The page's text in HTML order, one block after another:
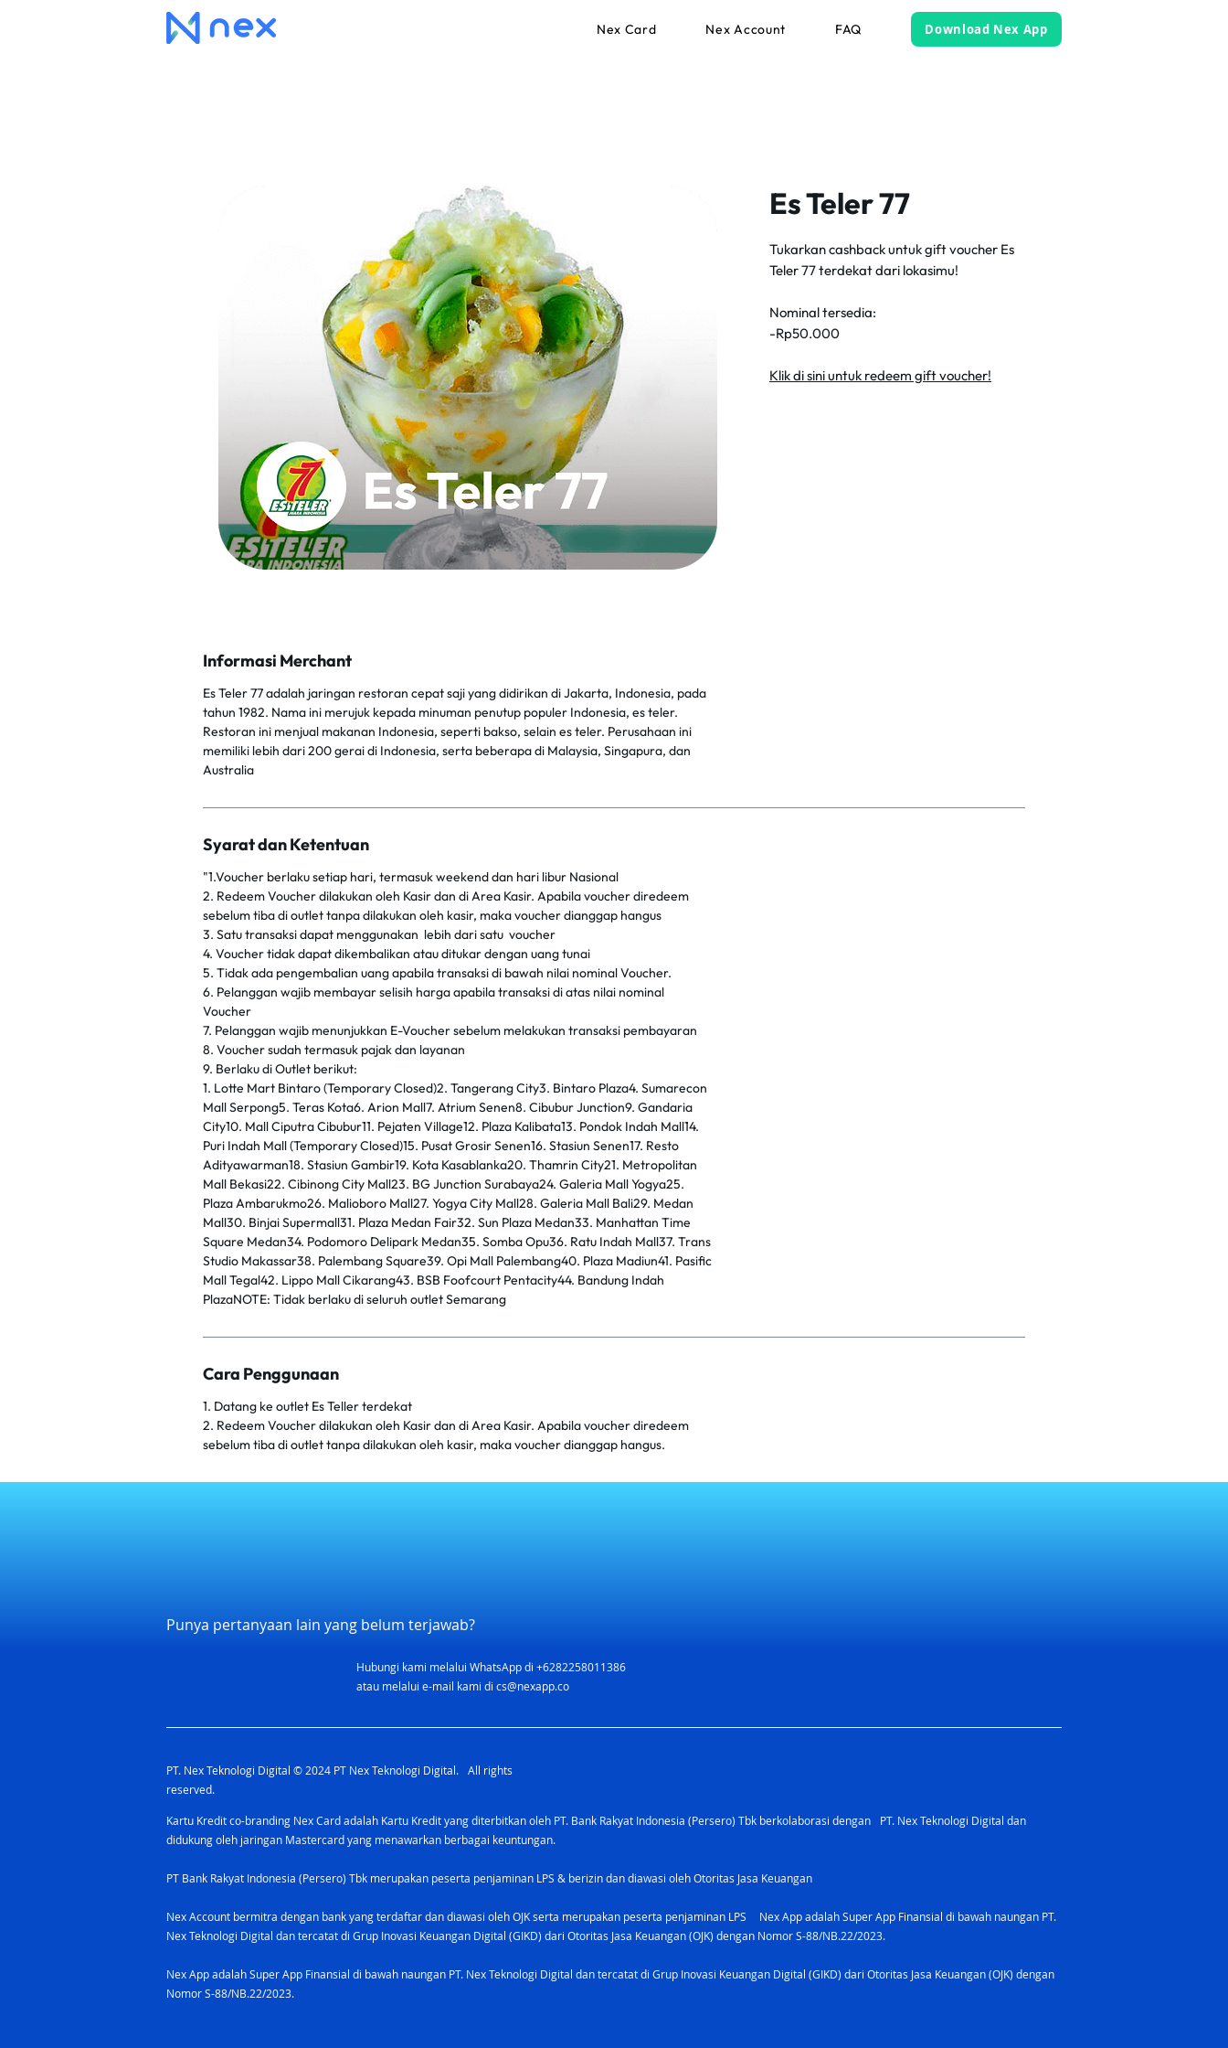
Nex Card Nex Account FAQ Download Nex App
Es Teler 77
Tukarkan cashback untuk gift voucher Es
Teler 77 terdekat dari lokasimu!
Nominal tersedia:
-Rp50.000
Klik di sini untuk redeem gift voucher!
Informasi Merchant
Es Teler 77 adalah jaringan restoran cepat saji yang didirikan di Jakarta, Indonesia, pada
tahun 1982. Nama ini merujuk kepada minuman penutup populer Indonesia, es teler.
Restoran ini menjual makanan Indonesia, seperti bakso, selain es teler. Perusahaan ini
memiliki lebih dari 200 gerai di Indonesia, serta beberapa di Malaysia, Singapura, dan
Australia
Syarat dan Ketentuan
"1.Voucher berlaku setiap hari, termasuk weekend dan hari libur Nasional
2. Redeem Voucher dilakukan oleh Kasir dan di Area Kasir. Apabila voucher diredeem
sebelum tiba di outlet tanpa dilakukan oleh kasir, maka voucher dianggap hangus
3. Satu transaksi dapat menggunakan lebih dari satu voucher
4. Voucher tidak dapat dikembalikan atau ditukar dengan uang tunai
5. Tidak ada pengembalian uang apabila transaksi di bawah nilai nominal Voucher.
6. Pelanggan wajib membayar selisih harga apabila transaksi di atas nilai nominal
Voucher
7. Pelanggan wajib menunjukkan E-Voucher sebelum melakukan transaksi pembayaran
8. Voucher sudah termasuk pajak dan layanan
9. Berlaku di Outlet berikut:
1. Lotte Mart Bintaro (Temporary Closed)2. Tangerang City3. Bintaro Plaza4. Sumarecon
Mall Serpong5. Teras Kota6. Arion Mall7. Atrium Senen8. Cibubur Junction9. Gandaria
City10. Mall Ciputra Cibubur11. Pejaten Village12. Plaza Kalibata13. Pondok Indah Mall14.
Puri Indah Mall (Temporary Closed)15. Pusat Grosir Senen16. Stasiun Senen17. Resto
Adityawarman18. Stasiun Gambir19. Kota Kasablanka20. Thamrin City21. Metropolitan
Mall Bekasi22. Cibinong City Mall23. BG Junction Surabaya24. Galeria Mall Yogya25.
Plaza Ambarukmo26. Malioboro Mall27. Yogya City Mall28. Galeria Mall Bali29. Medan
Mall30. Binjai Supermall31. Plaza Medan Fair32. Sun Plaza Medan33. Manhattan Time
Square Medan34. Podomoro Delipark Medan35. Somba Opu36. Ratu Indah Mall37. Trans
Studio Makassar38. Palembang Square39. Opi Mall Palembang40. Plaza Madiun41. Pasific
Mall Tegal42. Lippo Mall Cikarang43. BSB Foofcourt Pentacity44. Bandung Indah
PlazaNOTE: Tidak berlaku di seluruh outlet Semarang
Cara Penggunaan
1. Datang ke outlet Es Teller terdekat
2. Redeem Voucher dilakukan oleh Kasir dan di Area Kasir. Apabila voucher diredeem
sebelum tiba di outlet tanpa dilakukan oleh kasir, maka voucher dianggap hangus.
Punya pertanyaan lain yang belum terjawab?
Hubungi kami melalui WhatsApp di +6282258011386
atau melalui e-mail kami di cs@nexapp.co
PT. Nex Teknologi Digital © 2024 PT Nex Teknologi Digital. All rights
reserved.
Kartu Kredit co-branding Nex Card adalah Kartu Kredit yang diterbitkan oleh PT. Bank Rakyat Indonesia (Persero) Tbk berkolaborasi dengan PT. Nex Teknologi Digital dan
didukung oleh jaringan Mastercard yang menawarkan berbagai keuntungan.
PT Bank Rakyat Indonesia (Persero) Tbk merupakan peserta penjaminan LPS & berizin dan diawasi oleh Otoritas Jasa Keuangan
Nex Account bermitra dengan bank yang terdaftar dan diawasi oleh OJK serta merupakan peserta penjaminan LPS Nex App adalah Super App Finansial di bawah naungan PT.
Nex Teknologi Digital dan tercatat di Grup Inovasi Keuangan Digital (GIKD) dari Otoritas Jasa Keuangan (OJK) dengan Nomor S-88/NB.22/2023.
Nex App adalah Super App Finansial di bawah naungan PT. Nex Teknologi Digital dan tercatat di Grup Inovasi Keuangan Digital (GIKD) dari Otoritas Jasa Keuangan (OJK) dengan
Nomor S-88/NB.22/2023.